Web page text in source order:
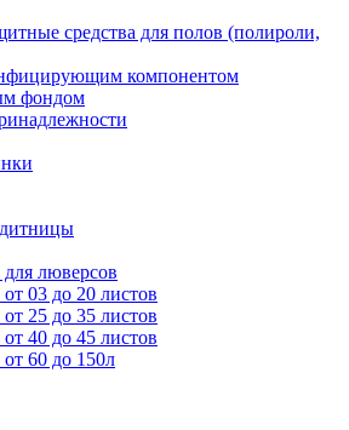
средства для полов (полироли,
компонентом
фондом
люверсов
03 до 20 листов
25 до 35 листов
40 до 45 листов
60 до 150л